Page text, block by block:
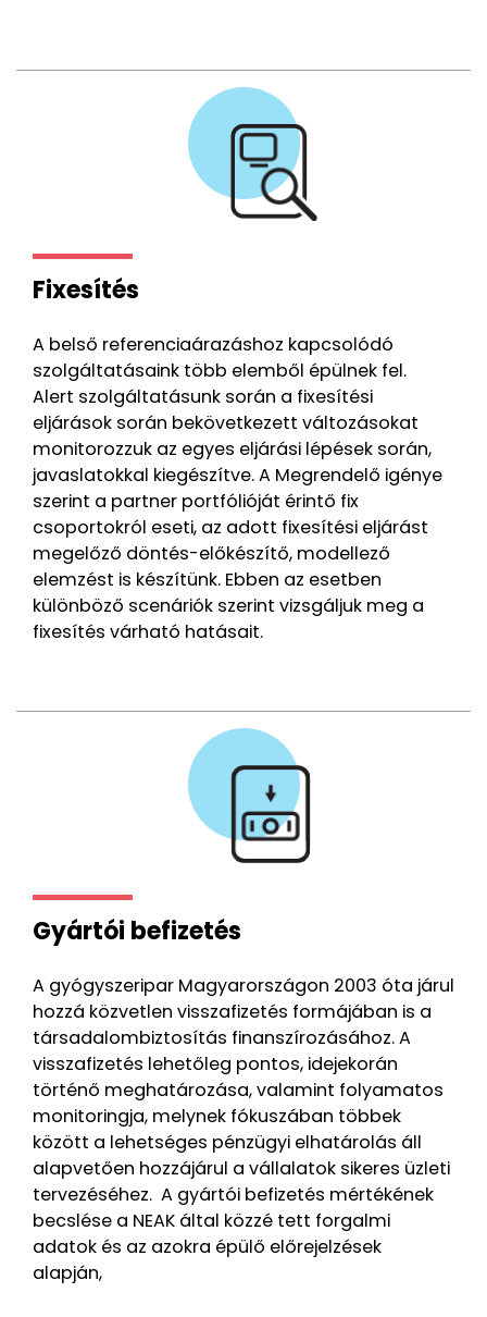
Fixesítés
A belső referenciaárazáshoz kapcsolódó
szolgáltatásaink több elemből épülnek fel.
Alert szolgáltatásunk során a fixesítési
eljárások során bekövetkezett változásokat
monitorozzuk az egyes eljárási lépések során,
javaslatokkal kiegészítve. A Megrendelő igénye
szerint a partner portfólióját érintő fix
csoportokról eseti, az adott fixesítési eljárást
megelőző döntés-előkészítő, modellező
elemzést is készítünk. Ebben az esetben
különböző scenáriók szerint vizsgáljuk meg a
fixesítés várható hatásait.
Gyártói befizetés
A gyógyszeripar Magyarországon 2003 óta járul
hozzá közvetlen visszafizetés formájában is a
társadalombiztosítás finanszírozásához. A
visszafizetés lehetőleg pontos, idejekorán
történő meghatározása, valamint folyamatos
monitoringja, melynek fókuszában többek
között a lehetséges pénzügyi elhatárolás áll
alapvetően hozzájárul a vállalatok sikeres üzleti
tervezéséhez. A gyártói befizetés mértékének
becslése a NEAK által közzé tett forgalmi
adatok és az azokra épülő előrejelzések
alapján,